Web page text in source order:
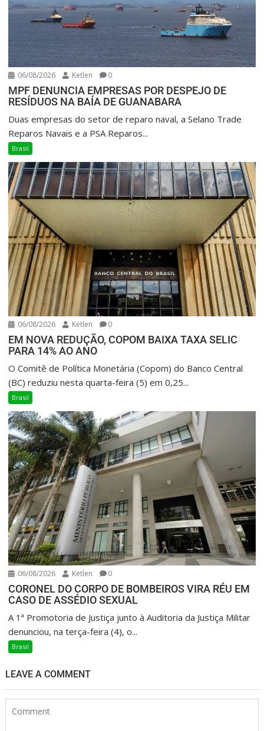
06/08/2026 Ketlen 0
MPF DENUNCIA EMPRESAS POR DESPEJO DE
RESÍDUOS NA BAÍA DE GUANABARA
Duas empresas do setor de reparo naval, a Selano Trade
Reparos Navais e a PSA Reparos...
Brasil
06/08/2026 Ketlen 0
EM NOVA REDUÇÃO, COPOM BAIXA TAXA SELIC
PARA 14% AO ANO
O Comitê de Política Monetária (Copom) do Banco Central
(BC) reduziu nesta quarta-feira (5) em 0,25...
Brasil
06/08/2026 Ketlen 0
CORONEL DO CORPO DE BOMBEIROS VIRA RÉU EM
CASO DE ASSÉDIO SEXUAL
A 1ª Promotoria de Justiça junto à Auditoria da Justiça Militar
denunciou, na terça-feira (4), o...
Brasil
LEAVE A COMMENT